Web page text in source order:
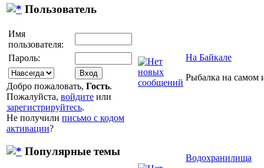
Пользователь
Имя
пользователя:
Пароль:
Добро пожаловать, Гость.
Пожалуйста, войдите или
зарегистрируйтесь.
Не получили письмо с кодом
активации?
Популярные темы
На Байкале
Рыбалка на самом
Водохранилища